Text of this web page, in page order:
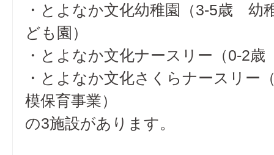
・とよなか文化幼稚園（3-5歳 幼
ども園）
・とよなか文化ナースリー（0-2
・とよなか文化さくらナースリー
模保育事業）
の3施設があります。